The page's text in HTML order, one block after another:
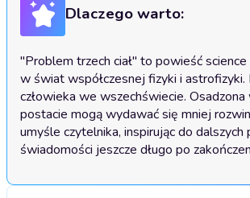
Dlaczego warto:
"Problem trzech ciał" to powieść
w świat współczesnej fizyki i astrofizyki.
człowieka we wszechświecie.
postacie mogą wydawać się mniej
umyśle czytelnika, inspirując do
świadomości jeszcze długo po